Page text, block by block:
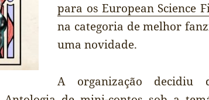
para os European Science
na categoria de melhor
uma novidade.
A organização decidiu